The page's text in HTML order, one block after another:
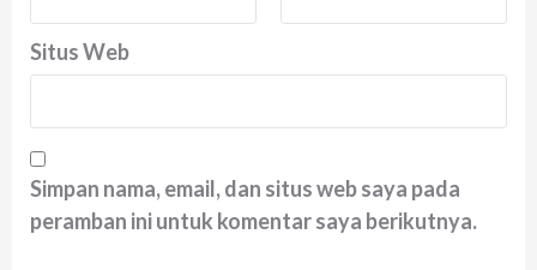
Situs Web
Simpan nama, email, dan situs web saya pada
peramban ini untuk komentar saya berikutnya.